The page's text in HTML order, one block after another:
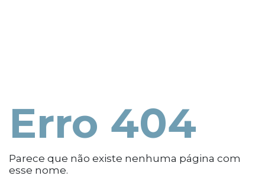
Erro 404
Parece que não existe nenhuma página com
esse nome.